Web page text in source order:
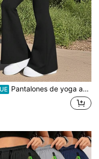
Pantalones de yoga acampanados de cintura alta negros para mujer, de verano, con efecto adelgazante, compresivos, ajustados y elásticos, para correr, bailar, entrenar, uso diario y casual, pantalones deportivos